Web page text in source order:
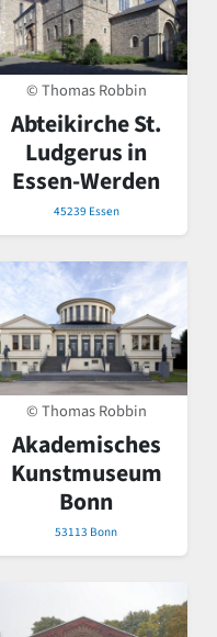
© Thomas Robbin
Abteikirche St.
Ludgerus in
Essen-Werden
45239 Essen
© Thomas Robbin
Akademisches
Kunstmuseum
Bonn
53113 Bonn